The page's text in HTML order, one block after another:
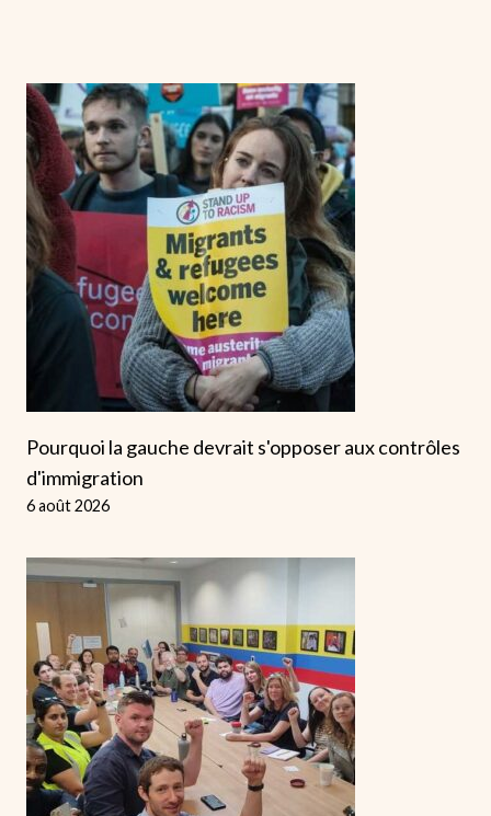
Pourquoi la gauche devrait s'opposer aux contrôles
d'immigration
6 août 2026